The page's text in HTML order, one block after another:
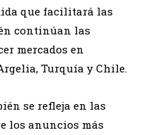
que facilitará las
continúan las
mercados en
Turquía y Chile.
se refleja en las
los anuncios más